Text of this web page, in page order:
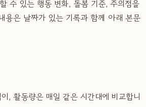
수 있는 행동 변화, 돌봄 기준, 주의점을
용은 날짜가 있는 기록과 함께 아래 본문
, 활동량은 매일 같은 시간대에 비교합니